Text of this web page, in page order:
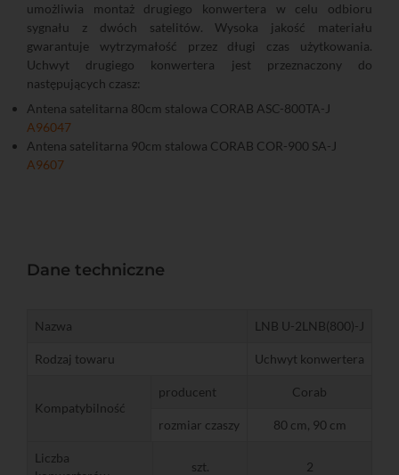
umożliwia montaż drugiego konwertera w celu odbioru
sygnału z dwóch satelitów. Wysoka jakość materiału
gwarantuje wytrzymałość przez długi czas użytkowania.
Uchwyt drugiego konwertera jest przeznaczony do
następujących czasz:
Antena satelitarna 80cm stalowa CORAB ASC-800TA-J
A96047
Antena satelitarna 90cm stalowa CORAB COR-900 SA-J
A9607
Dane techniczne
Nazwa LNB U-2LNB(800)-J
Rodzaj towaru Uchwyt konwertera
Kompatybilność
producent Corab
rozmiar czaszy 80 cm, 90 cm
Liczba
szt. 2